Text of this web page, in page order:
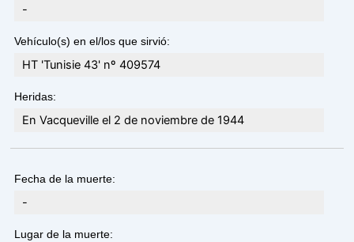
-
Vehículo(s) en el/los que sirvió:
HT 'Tunisie 43' nº 409574
Heridas:
En Vacqueville el 2 de noviembre de 1944
Fecha de la muerte:
-
Lugar de la muerte: